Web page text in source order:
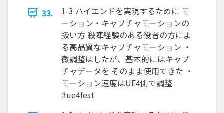
33.
1-3 ハイエンドを実現するために モ
ーション・キャプチャモーションの
扱い方 殺陣経験のある役者の方によ
る高品質なキャプチャモーション ・
微調整はしたが、基本的にはキャプ
チャデータを そのまま使用できた ・
モーション速度はUE4側で調整
#ue4fest